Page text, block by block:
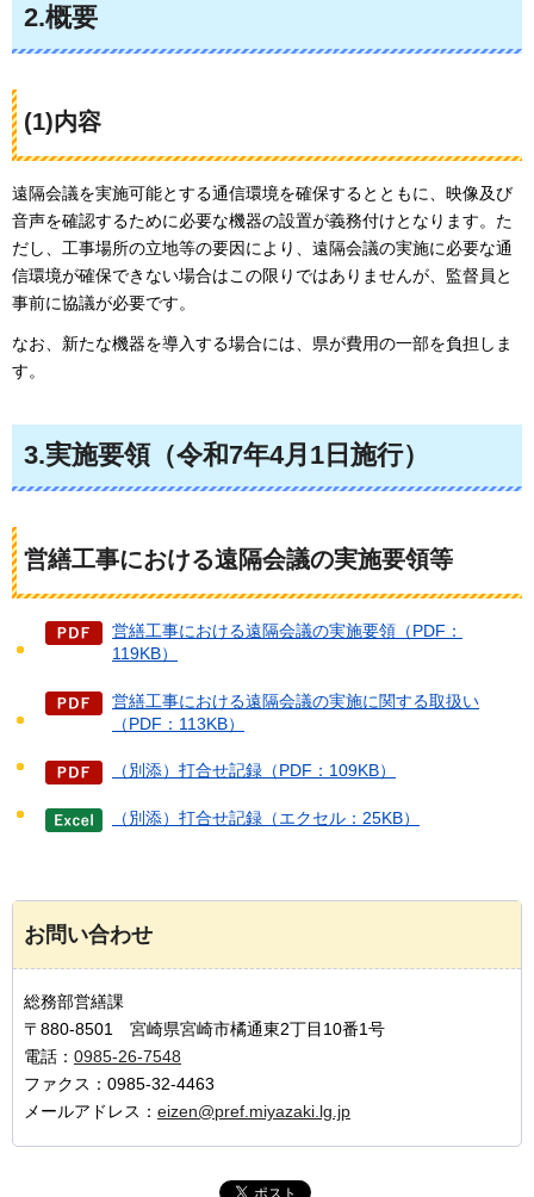
2.概要
(1)内容
遠隔会議を実施可能とする通信環境を確保するとともに、映像及び
音声を確認するために必要な機器の設置が義務付けとなります。た
だし、工事場所の立地等の要因により、遠隔会議の実施に必要な通
信環境が確保できない場合はこの限りではありませんが、監督員と
事前に協議が必要です。
なお、新たな機器を導入する場合には、県が費用の一部を負担しま
す。
3.実施要領​​​​​​（令和7年4月1日施行）
営繕工事における遠隔会議の実施要領等
営繕工事における遠隔会議の実施要領（PDF：
119KB）
営繕工事における遠隔会議の実施に関する取扱い
（PDF：113KB）
（別添）打合せ記録（PDF：109KB）
（別添）打合せ記録（エクセル：25KB）
お問い合わせ
総務部営繕課
〒880-8501 宮崎県宮崎市橘通東2丁目10番1号
電話： 0985-26-7548
ファクス：0985-32-4463
メールアドレス： eizen@pref.miyazaki.lg.jp